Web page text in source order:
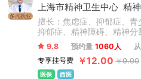
多点执业
上海市精神卫生中心 精
擅长：焦虑症、抑郁症、
抑郁症、精神障碍、精神分
碍、情感障碍、精神病、失
碍、躁狂症、忧郁症、恐惧
乱、神经衰弱、躯体化形式
碍、惊恐障碍、产后抑郁症
9.8 预约量 1060人
专享挂号费
￥12.00 ￥0.00
医保 西医